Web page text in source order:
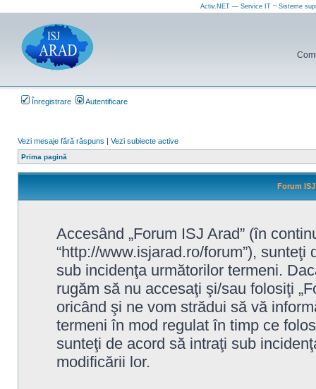
Activ.NET — Service IT ~ Sisteme
Înregistrare Autentificare
Vezi mesaje fără răspuns | Vezi subiecte active
Prima pagină
Forum
Accesând „Forum ISJ Arad” (în
“http://www.isjarad.ro/forum”),
sub incidenţa următorilor termeni.
rugăm să nu accesaţi şi/sau folosiţi
oricând şi ne vom strădui să vă
termeni în mod regulat în timp ce
sunteţi de acord să intraţi sub
modificării lor.